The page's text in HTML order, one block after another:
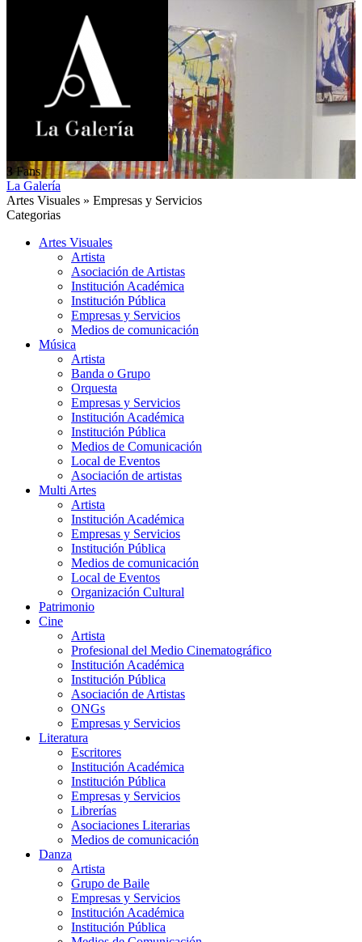
3 Fans
La Galería
Artes Visuales » Empresas y Servicios
Categorias
Artes Visuales
Artista
Asociación de Artistas
Institución Académica
Institución Pública
Empresas y Servicios
Medios de comunicación
Música
Artista
Banda o Grupo
Orquesta
Empresas y Servicios
Institución Académica
Institución Pública
Medios de Comunicación
Local de Eventos
Asociación de artistas
Multi Artes
Artista
Institución Académica
Empresas y Servicios
Institución Pública
Medios de comunicación
Local de Eventos
Organización Cultural
Patrimonio
Cine
Artista
Profesional del Medio Cinematográfico
Institución Académica
Institución Pública
Asociación de Artistas
ONGs
Empresas y Servicios
Literatura
Escritores
Institución Académica
Institución Pública
Empresas y Servicios
Librerías
Asociaciones Literarias
Medios de comunicación
Danza
Artista
Grupo de Baile
Empresas y Servicios
Institución Académica
Institución Pública